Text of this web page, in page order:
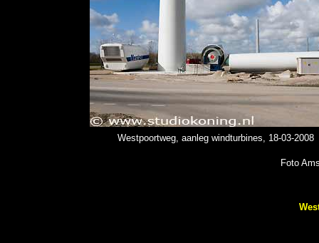
Westpoortweg, aanleg windturbines, 18-03-2008
Foto